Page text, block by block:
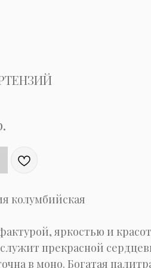
колумбийская
яркостью и
прекрасной
в моно. Богатая